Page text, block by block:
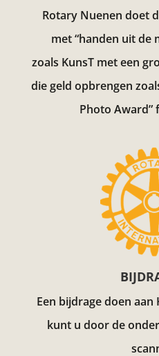
Rotary Nuenen doet
met “handen uit de
zoals KunsT met een
die geld opbrengen
Photo Award”
Een bijdrage doen
kunt u door de